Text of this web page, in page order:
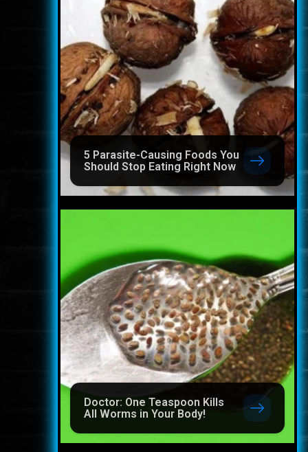
5 Parasite-Causing Foods You
Should Stop Eating Right Now
Doctor: One Teaspoon Kills
All Worms in Your Body!